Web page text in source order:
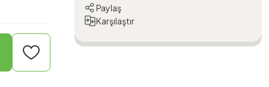
Paylaş
Karşılaştır